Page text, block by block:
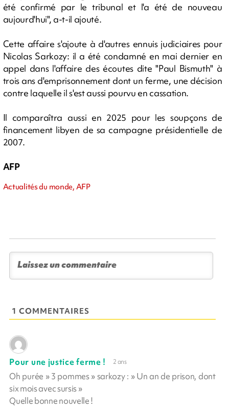
été confirmé par le tribunal et l'a été de nouveau
aujourd'hui", a-t-il ajouté.
Cette affaire s'ajoute à d'autres ennuis judiciaires pour
Nicolas Sarkozy: il a été condamné en mai dernier en
appel dans l'affaire des écoutes dite "Paul Bismuth" à
trois ans d'emprisonnement dont un ferme, une décision
contre laquelle il s'est aussi pourvu en cassation.
Il comparaîtra aussi en 2025 pour les soupçons de
financement libyen de sa campagne présidentielle de
2007.
AFP
Actualités du monde, AFP
1 COMMENTAIRES
Pour une justice ferme ! 2 ans
Oh purée » 3 pommes » sarkozy : » Un an de prison, dont
six mois avec sursis »
Quelle bonne nouvelle !